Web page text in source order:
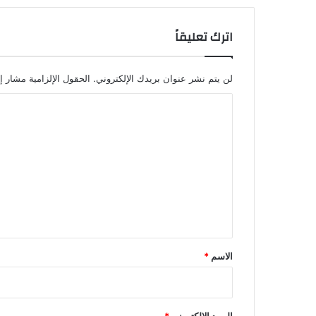
اترك تعليقاً
لن يتم نشر عنوان بريدك الإلكتروني. الحقول الإلزامية مشار
*
الاسم *